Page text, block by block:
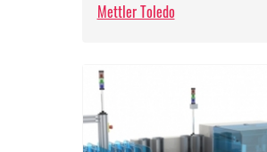
Mettler Toledo